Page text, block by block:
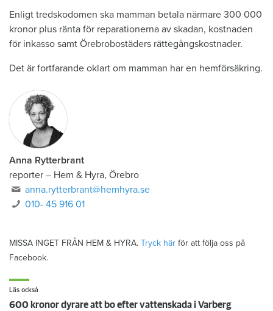
Enligt tredskodomen ska mamman betala närmare 300 000
kronor plus ränta för reparationerna av skadan, kostnaden
för inkasso samt Örebrobostäders rättegångskostnader.
Det är fortfarande oklart om mamman har en hemförsäkring.
Anna Rytterbrant
reporter – Hem & Hyra, Örebro
anna.rytterbrant@hemhyra.se
010- 45 916 01
MISSA INGET FRÅN HEM & HYRA. Tryck här för att följa oss på
Facebook.
Läs också
600 kronor dyrare att bo efter vattenskada i Varberg